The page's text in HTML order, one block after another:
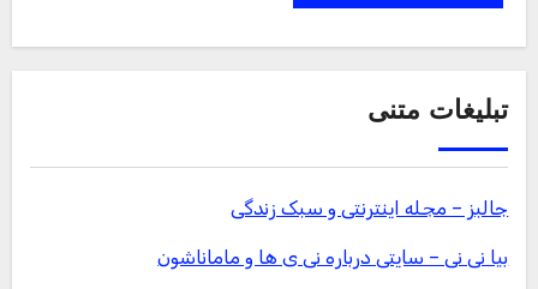
تبلیغات متنی
جالبز – مجله اینترنتی و سبک زندگی
بیا نی نی – سایتی درباره نی ی ها و ماماناشون